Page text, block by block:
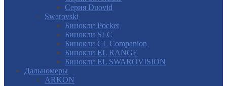
Серия Duovid
Swarovski
Бинокли Pocket
Бинокли SLC
Бинокли CL Companion
Бинокли EL RANGE
Бинокли EL SWAROVISION
Дальномеры
ARKON